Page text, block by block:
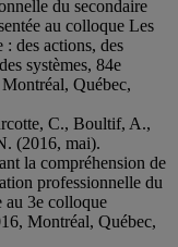
du secondaire
au colloque Les
des actions, des
systèmes, 84e
Québec,
C., Boultif, A.,
(2016, mai).
la compréhension de
professionnelle du
au 3e colloque
Montréal, Québec,